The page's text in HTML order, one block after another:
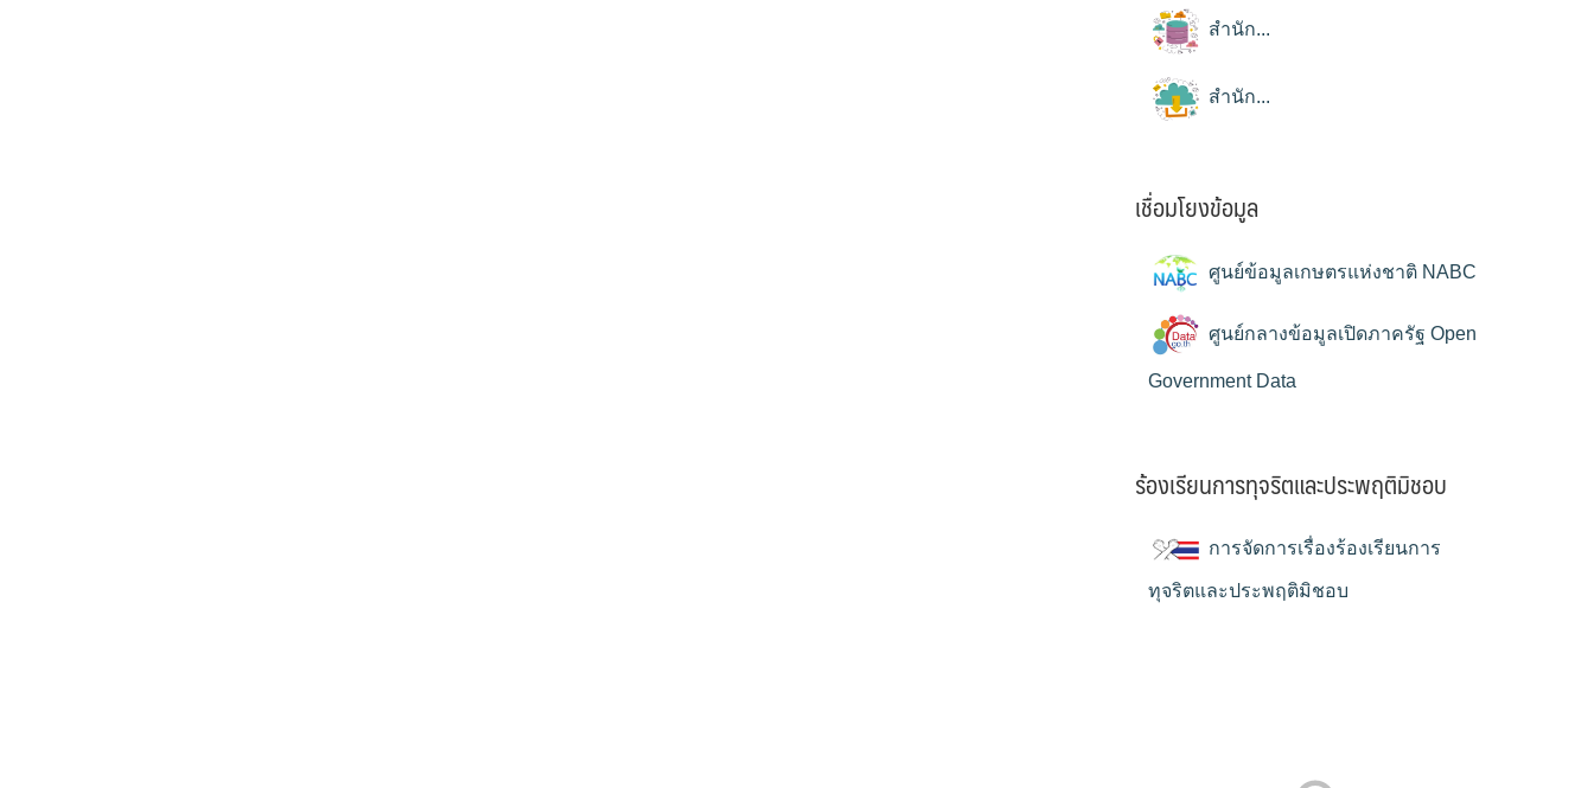
สำนัก...
สำนัก...
เชื่อมโยงข้อมูล
ศูนย์ข้อมูลเกษตรแห่งชาติ NABC
ศูนย์กลางข้อมูลเปิดภาครัฐ Open
Government Data
ร้องเรียนการทุจริตและประพฤติมิชอบ
การจัดการเรื่องร้องเรียนการ
ทุจริตและประพฤติมิชอบ